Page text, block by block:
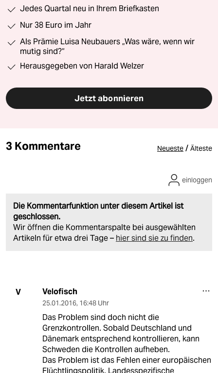
Jedes Quartal neu in Ihrem Briefkasten
Nur 38 Euro im Jahr
Als Prämie Luisa Neubauers „Was wäre, wenn wir
mutig sind?“
Herausgegeben von Harald Welzer
Jetzt abonnieren
3 Kommentare Neueste / Älteste
Die Kommentarfunktion unter diesem Artikel ist
geschlossen.
Wir öffnen die Kommentarspalte bei ausgewählten
Artikeln für etwa drei Tage – hier sind sie zu finden.
einloggen
V Velofisch
25.01.2016, 16:48 Uhr
Das Problem sind doch nicht die
Grenzkontrollen. Sobald Deutschland und
Dänemark entsprechend kontrollieren, kann
Schweden die Kontrollen aufheben.
Das Problem ist das Fehlen einer europäischen
Flüchtlingspolitik. Landesspezifische